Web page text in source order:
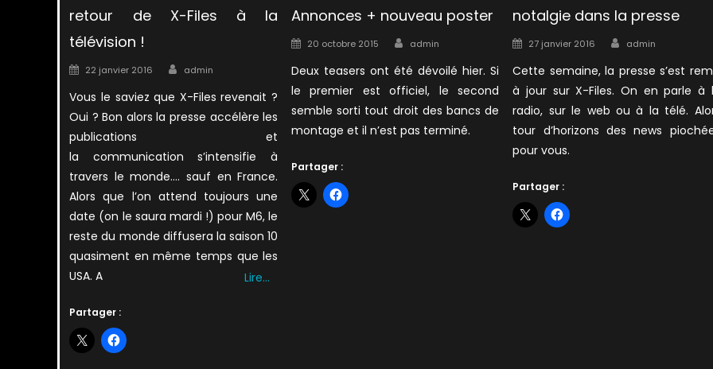
retour de X-Files à la
télévision !
Posted
22 janvier 2016 Author
admin
Vous le saviez que X-Files revenait ?
Oui ? Bon alors la presse accélère les
publications et
la communication s’intensifie à
travers le monde…. sauf en France.
Alors que l’on attend toujours une
date (on le saura mardi !) pour M6, le
reste du monde diffusera la saison 10
quasiment en même temps que les
USA. A
Lire…
Partager :
Annonces + nouveau poster
Posted
20 octobre 2015 Author
admin
Deux teasers ont été dévoilé hier. Si
le premier est officiel, le second
semble sorti tout droit des bancs de
montage et il n’est pas terminé.
Partager :
notalgie dans la presse
Posted
27 janvier 2016 Author
admin
Cette semaine, la presse s’est
à jour sur X-Files. On en parle à
radio, sur le web ou à la télé.
tour d’horizons des news
pour vous.
Partager :